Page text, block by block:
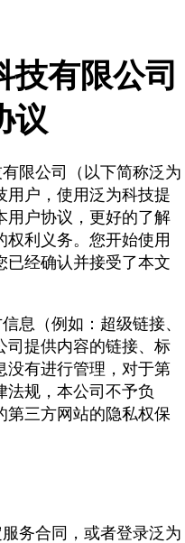
技有限公司
议
限公司（以下简称泛为
用户，使用泛为科技提
用户协议，更好的了解
利义务。您开始使用
已经确认并接受了本文
（例如：超级链接、
司提供内容的链接、标
没有进行管理，对于第
法规，本公司不予负
第三方网站的隐私权保
务合同，或者登录泛为